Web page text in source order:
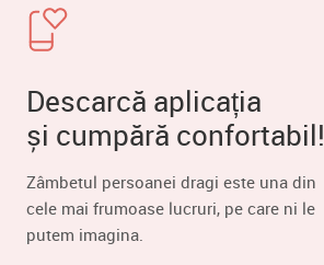
Descarcă aplicația
și cumpără confortabil!
Zâmbetul persoanei dragi este una din
cele mai frumoase lucruri, pe care ni le
putem imagina.